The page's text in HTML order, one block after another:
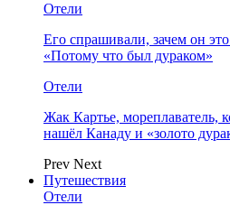
Отели
Его спрашивали, зачем он
«Потому что был дураком»
Отели
Жак Картье, мореплаватель,
нашёл Канаду и «золото
Prev Next
Путешествия
Отели